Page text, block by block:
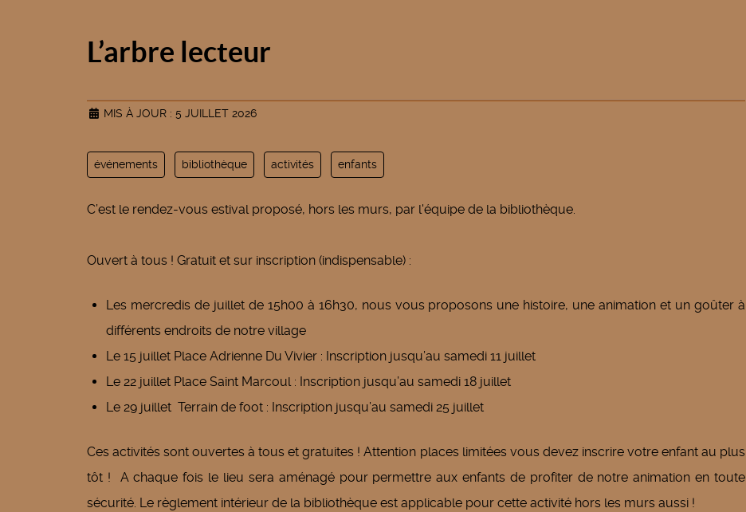
L’arbre lecteur
MIS À JOUR : 5 JUILLET 2026
événements bibliothèque activités enfants
C’est le rendez-vous estival proposé, hors les murs, par l'équipe de la bibliothèque.
Ouvert à tous ! Gratuit et sur inscription (indispensable) :
Les mercredis de juillet de 15h00 à 16h30, nous vous proposons une histoire, une animation et un goûter à
différents endroits de notre village
Le 15 juillet Place Adrienne Du Vivier : Inscription jusqu’au samedi 11 juillet
Le 22 juillet Place Saint Marcoul : Inscription jusqu’au samedi 18 juillet
Le 29 juillet Terrain de foot : Inscription jusqu’au samedi 25 juillet
Ces activités sont ouvertes à tous et gratuites ! Attention places limitées vous devez inscrire votre enfant au plus
tôt ! A chaque fois le lieu sera aménagé pour permettre aux enfants de profiter de notre animation en toute
sécurité. Le règlement intérieur de la bibliothèque est applicable pour cette activité hors les murs aussi !